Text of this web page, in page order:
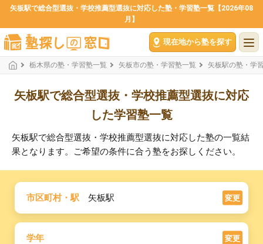
矢板駅で総合型選抜・学校推薦型選抜に対応した塾・学習塾一覧【2026年08
月】
現在地から塾を探す
栃木県の塾・学習塾一覧 矢板市の塾・学習塾一覧 矢板駅の塾・学
矢板駅で総合型選抜・学校推薦型選抜に対応
した学習塾一覧
矢板駅で総合型選抜・学校推薦型選抜に対応した塾の一覧結
果となります。ご希望の条件に合う塾をお探しください。
市区町村・駅 矢板駅 変更
学年 変更